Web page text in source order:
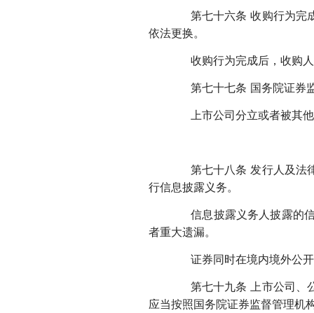
第七十六条 收购行为完成
依法更换。
收购行为完成后，收购人
第七十七条 国务院证券监
上市公司分立或者被其他
第七十八条 发行人及法律
行信息披露义务。
信息披露义务人披露的信
者重大遗漏。
证券同时在境内境外公开
第七十九条 上市公司、公
应当按照国务院证券监督管理机